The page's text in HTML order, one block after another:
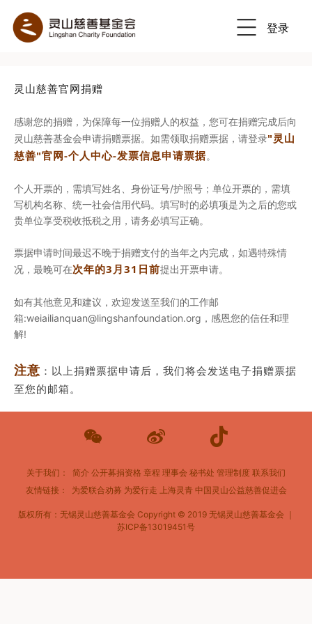
登录
灵山慈善官网捐赠
感谢您的捐赠，为保障每一位捐赠人的权益，您可在捐赠完成后向
灵山慈善基金会申请捐赠票据。如需领取捐赠票据，请登录"灵山
慈善"官网-个人中心-发票信息申请票据。
个人开票的，需填写姓名、身份证号/护照号；单位开票的，需填
写机构名称、统一社会信用代码。填写时的必填项是为之后的您或
贵单位享受税收抵税之用，请务必填写正确。
票据申请时间最迟不晚于捐赠支付的当年之内完成，如遇特殊情
况，最晚可在次年的3月31日前提出开票申请。
如有其他意见和建议，欢迎发送至我们的工作邮
箱:weiailianquan@lingshanfoundation.org，感恩您的信任和理
解!
注意 ： 以上捐赠票据申请后， 我们将会发送电子捐赠票据
至您的邮箱。
关于我们： 简介 公开募捐资格 章程 理事会 秘书处 管理制度 联系我们
友情链接： 为爱联合劝募 为爱行走 上海灵青 中国灵山公益慈善促进会
版权所有：无锡灵山慈善基金会 Copyright © 2019 无锡灵山慈善基金会 ｜
苏ICP备13019451号